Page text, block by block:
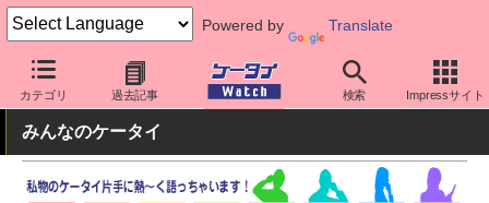
Powered by Translate
カテゴリ 過去記事 検索 Impressサイト
ケータイ Watch OS Android アプリ・サービス
みんなのケータイ